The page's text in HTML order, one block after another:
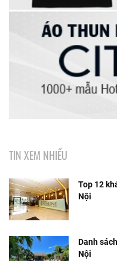
TIN XEM NHIỀU
Top 12
Nội
Danh
Nội